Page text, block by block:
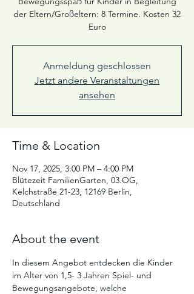
der Eltern/Großeltern: 8 Termine. Kosten 32
Euro
Anmeldung geschlossen
Jetzt andere Veranstaltungen
ansehen
Time & Location
Nov 17, 2025, 3:00 PM – 4:00 PM
Blütezeit FamilienGarten, 03.OG,
Kelchstraße 21-23, 12169 Berlin,
Deutschland
About the event
In diesem Angebot entdecken die Kinder
im Alter von 1,5- 3 Jahren Spiel- und
Bewegungsangebote, welche